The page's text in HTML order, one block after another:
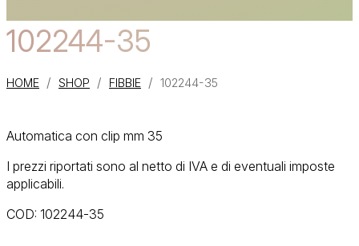
102244-35
HOME / SHOP / FIBBIE / 102244-35
Automatica con clip mm 35
I prezzi riportati sono al netto di IVA e di eventuali imposte
applicabili.
COD: 102244-35